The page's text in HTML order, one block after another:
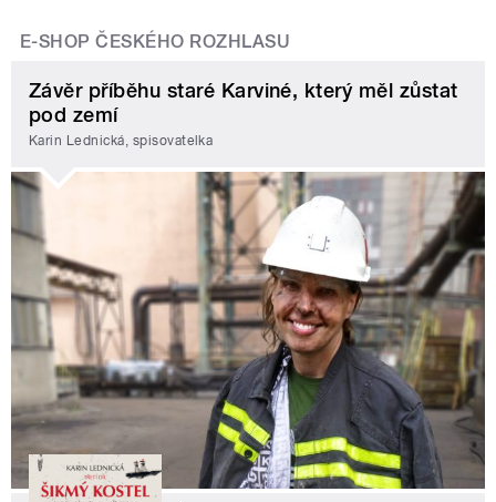
E-SHOP ČESKÉHO ROZHLASU
Závěr příběhu staré Karviné, který měl zůstat
pod zemí
Karin Lednická, spisovatelka